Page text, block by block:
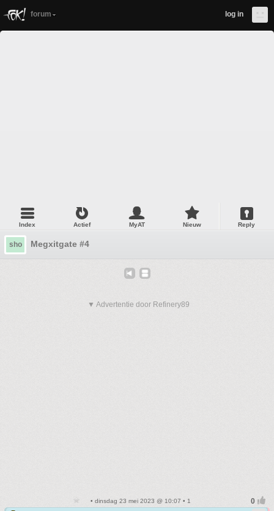
forum log in
Index Actief MyAT Nieuw Reply
sho Megxitgate #4
▼ Advertentie door Refinery89
• dinsdag 23 mei 2023 @ 10:07 • 1